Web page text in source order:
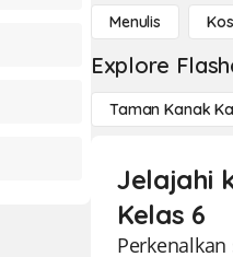
Menulis
Explore
Taman Kanak
Jelajahi
Kelas 6